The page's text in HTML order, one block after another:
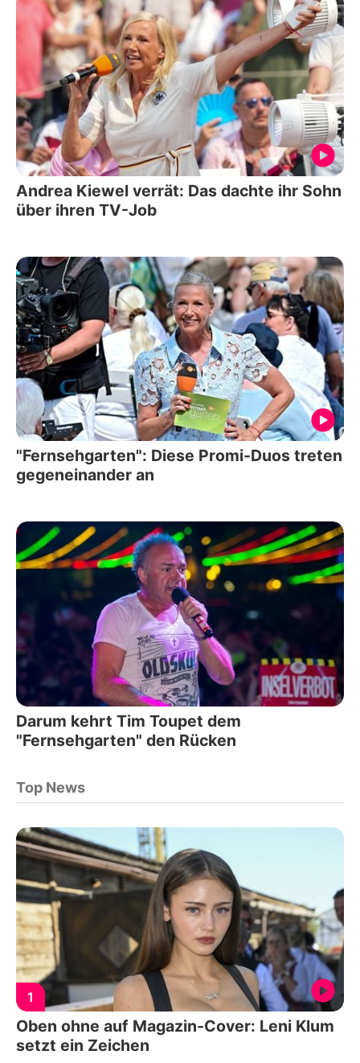
Andrea Kiewel verrät: Das dachte ihr Sohn
über ihren TV-Job
"Fernsehgarten": Diese Promi-Duos treten
gegeneinander an
Darum kehrt Tim Toupet dem
"Fernsehgarten" den Rücken
Top News
1
Oben ohne auf Magazin-Cover: Leni Klum
setzt ein Zeichen